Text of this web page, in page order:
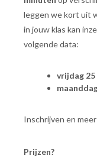
leggen we kort uit
in jouw klas kan
volgende data:
vrijdag
Inschrijven en
Prijzen?